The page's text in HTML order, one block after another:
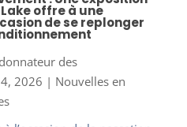
offre à une
de se replonger
des
2026 | Nouvelles en